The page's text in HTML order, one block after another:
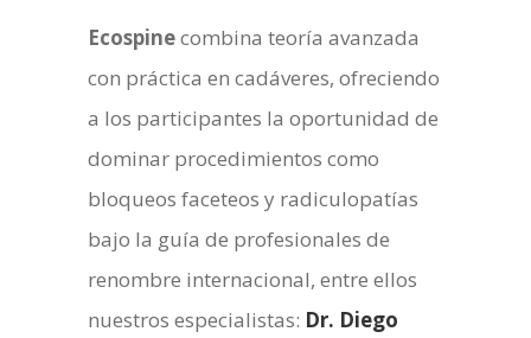
Ecospinecombina teoría avanzada
con práctica en cadáveres, ofreciendo
a los participantes la oportunidad de
dominar procedimientos como
bloqueos faceteos y radiculopatías
bajo la guía de profesionales de
renombre internacional, entre ellos
nuestros especialistas: Dr. Diego